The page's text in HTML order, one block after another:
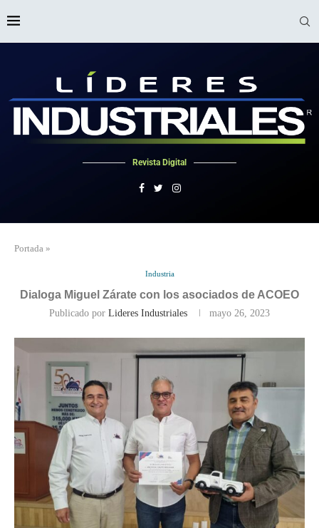
Revista Digital
Portada »
Industria
Dialoga Miguel Zárate con los asociados de ACOEO
Publicado por Lideres Industriales mayo 26, 2023